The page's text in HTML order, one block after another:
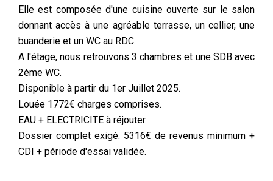
Elle est composée d'une cuisine ouverte sur le salon
donnant accès à une agréable terrasse, un cellier, une
buanderie et un WC au RDC.
A l'étage, nous retrouvons 3 chambres et une SDB avec
2ème WC.
Disponible à partir du 1er Juillet 2025.
Louée 1772€ charges comprises.
EAU + ELECTRICITE à réjouter.
Dossier complet exigé: 5316€ de revenus minimum +
CDI + période d'essai validée.